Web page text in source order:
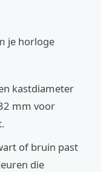
je horloge
kastdiameter
mm voor
of bruin past
die